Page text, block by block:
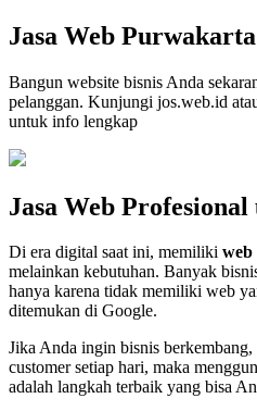
Jasa Web Purwakarta
Bangun website bisnis Anda
pelanggan. Kunjungi jos.web.id
untuk info lengkap
Jasa Web
Di era digital saat ini, memiliki web
melainkan kebutuhan. Banyak
hanya karena tidak memiliki web
ditemukan di Google.
Jika Anda ingin bisnis
customer setiap hari, maka
adalah langkah terbaik yang bisa